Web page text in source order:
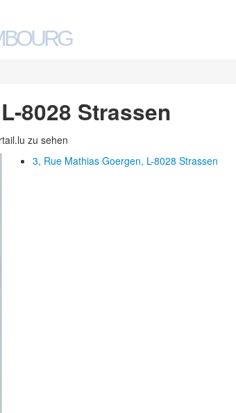
8028 Strassen
zu sehen
3, Rue Mathias Goergen, L-8028 Strassen